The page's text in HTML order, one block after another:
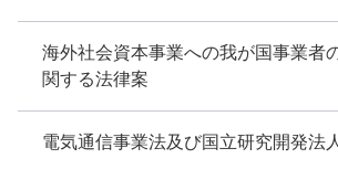
海外社会資本事業への我が国事業者
関する法律案
電気通信事業法及び国立研究開発法